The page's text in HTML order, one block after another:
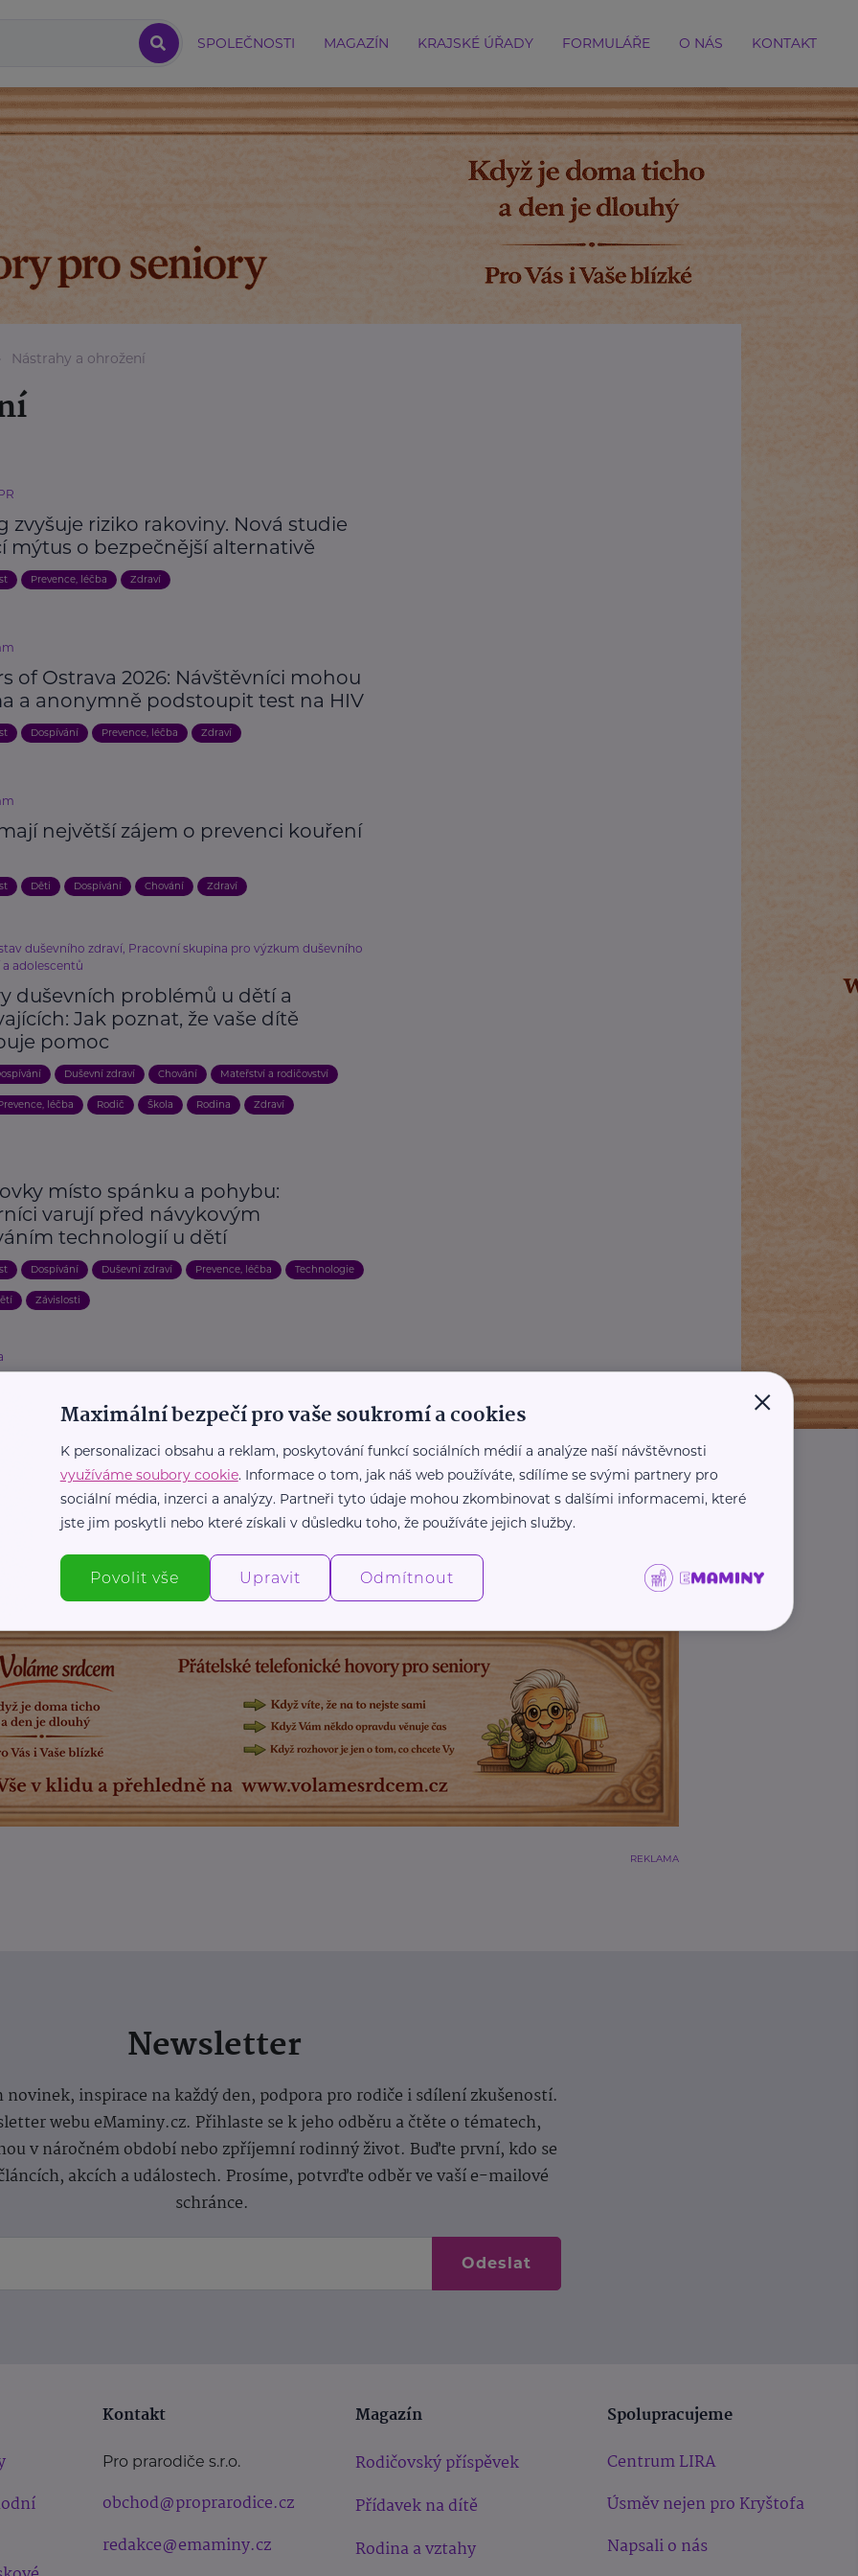
SPOLEČNOSTI MAGAZÍN KRAJSKÉ ÚŘADY FORMULÁŘE O NÁS KONTAKT
Nástrahy a ohrožení
zvyšuje riziko rakoviny. Nová studie
mýtus o bezpečnější alternativě
Prevence, léčba Zdraví
of Ostrava 2026: Návštěvníci mohou
a anonymně podstoupit test na HIV
Dospívání Prevence, léčba Zdraví
největší zájem o prevenci kouření
Děti Dospívání Chování Zdraví
duševního zdraví, Pracovní skupina pro výzkum duševního
adolescentů
duševních problémů u dětí a
Jak poznat, že vaše dítě
pomoc
Duševní zdraví Chování Mateřství a rodičovství
léčba Rodič Škola Rodina Zdraví
místo spánku a pohybu:
varují před návykovým
technologií u dětí
Dospívání Duševní zdraví Prevence, léčba Technologie
Závislosti
a jak mohou rodiče pomoci?
REKLAMA
Newsletter
novinek, inspirace na každý den, podpora pro rodiče i sdílení zkušeností.
webu eMaminy.cz. Přihlaste se k jeho odběru a čtěte o tématech,
v náročném období nebo zpříjemní rodinný život. Buďte první, kdo se
akcích a událostech. Prosíme, potvrďte odběr ve vaší e-mailové
schránce.
Odeslat
Kontakt
Pro prarodiče s.r.o.
obchod@proprarodice.cz
redakce@emaminy.cz
Magazín
Rodičovský příspěvek
Přídavek na dítě
Rodina a vztahy
Spolupracujeme
Centrum LIRA
Úsměv nejen pro Kryštofa
Napsali o nás
×
Maximální bezpečí pro vaše soukromí a cookies
K personalizaci obsahu a reklam, poskytování funkcí sociálních médií a analýze naší návštěvnosti
využíváme soubory cookie. Informace o tom, jak náš web používáte, sdílíme se svými partnery pro
sociální média, inzerci a analýzy. Partneři tyto údaje mohou zkombinovat s dalšími informacemi, které
jste jim poskytli nebo které získali v důsledku toho, že používáte jejich služby.
Povolit vše Upravit Odmítnout